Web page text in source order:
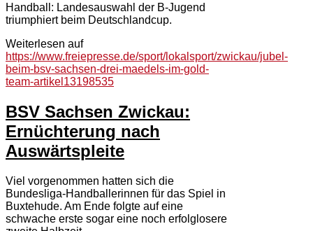
Handball: Landesauswahl der B-Jugend
triumphiert beim Deutschlandcup.
Weiterlesen auf
https://www.freiepresse.de/sport/lokalsport/zwickau/jubel-
beim-bsv-sachsen-drei-maedels-im-gold-
team-artikel13198535
BSV Sachsen Zwickau:
Ernüchterung nach
Auswärtspleite
Viel vorgenommen hatten sich die
Bundesliga-Handballerinnen für das Spiel in
Buxtehude. Am Ende folgte auf eine
schwache erste sogar eine noch erfolglosere